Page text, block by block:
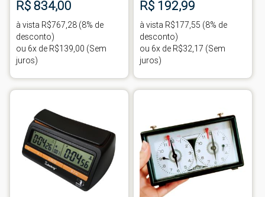
R$ 834,00
à vista R$767,28 (8% de
desconto)
ou 6x de R$139,00 (Sem
juros)
R$ 192,99
à vista R$177,55 (8% de
desconto)
ou 6x de R$32,17 (Sem
juros)